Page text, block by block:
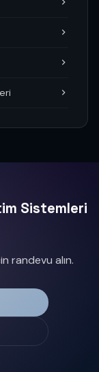
Sistemleri
randevu alın.